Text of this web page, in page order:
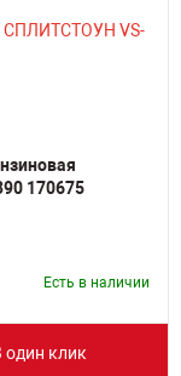
170675
Есть в наличии
один клик